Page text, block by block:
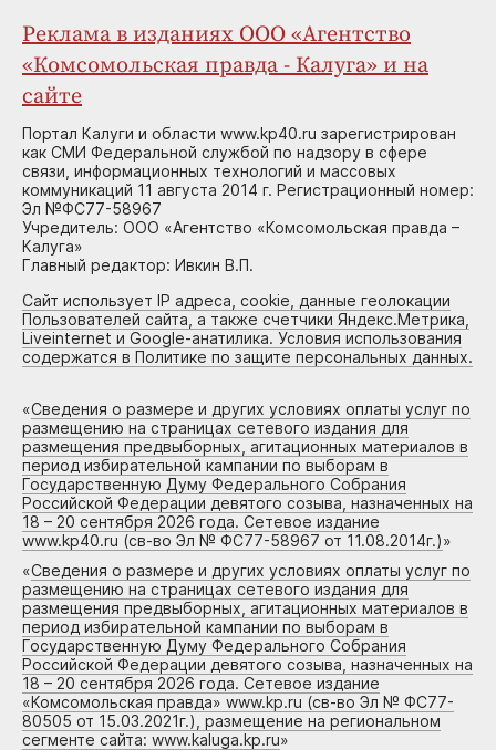
Реклама в изданиях ООО «Агентство
«Комсомольская правда - Калуга» и на
сайте
Портал Калуги и области www.kp40.ru зарегистрирован
как СМИ Федеральной службой по надзору в сфере
связи, информационных технологий и массовых
коммуникаций 11 августа 2014 г. Регистрационный номер:
Эл №ФС77-58967
Учредитель: ООО «Агентство «Комсомольская правда –
Калуга»
Главный редактор: Ивкин В.П.
Сайт использует IP адреса, cookie, данные геолокации
Пользователей сайта, а также счетчики Яндекс.Метрика,
Liveinternet и Google-анатилика. Условия использования
содержатся в Политике по защите персональных данных.
«Сведения о размере и других условиях оплаты услуг по
размещению на страницах сетевого издания для
размещения предвыборных, агитационных материалов в
период избирательной кампании по выборам в
Государственную Думу Федерального Собрания
Российской Федерации девятого созыва, назначенных на
18 – 20 сентября 2026 года. Сетевое издание
www.kp40.ru (св-во Эл № ФС77-58967 от 11.08.2014г.)»
«Сведения о размере и других условиях оплаты услуг по
размещению на страницах сетевого издания для
размещения предвыборных, агитационных материалов в
период избирательной кампании по выборам в
Государственную Думу Федерального Собрания
Российской Федерации девятого созыва, назначенных на
18 – 20 сентября 2026 года. Сетевое издание
«Комсомольская правда» www.kp.ru (св-во Эл № ФС77-
80505 от 15.03.2021г.), размещение на региональном
сегменте сайта: www.kaluga.kp.ru»